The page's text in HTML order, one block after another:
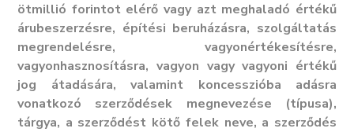
ötmillió forintot elérő vagy azt meghaladó értékű
árubeszerzésre, építési beruházásra, szolgáltatás
megrendelésre, vagyonértékesítésre,
vagyonhasznosításra, vagyon vagy vagyoni értékű
jog átadására, valamint koncesszióba adásra
vonatkozó szerződések megnevezése (típusa),
tárgya, a szerződést kötő felek neve, a szerződés